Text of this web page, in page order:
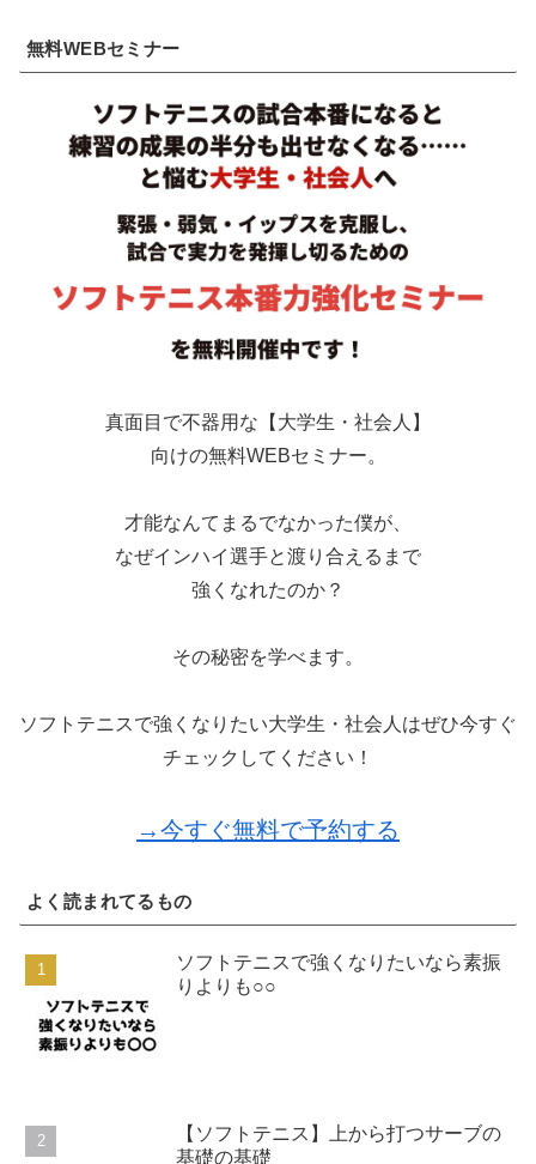
無料WEBセミナー
真面目で不器用な【大学生・社会人】
向けの無料WEBセミナー。
才能なんてまるでなかった僕が、
なぜインハイ選手と渡り合えるまで
強くなれたのか？
その秘密を学べます。
ソフトテニスで強くなりたい大学生・社会人はぜひ今すぐ
チェックしてください！
→今すぐ無料で予約する
よく読まれてるもの
ソフトテニスで強くなりたいなら素振
りよりも○○
【ソフトテニス】上から打つサーブの
基礎の基礎